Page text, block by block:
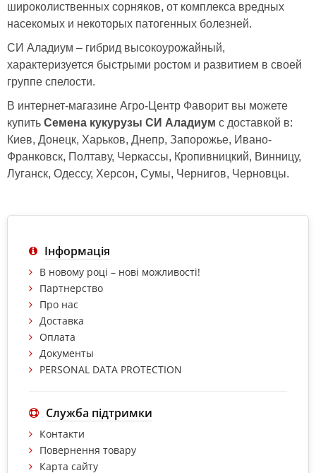
широколиственных сорняков, от комплекса вредных
насекомых и некоторых патогенных болезней.
СИ Аладиум – гибрид высокоурожайный,
характеризуется быстрыми ростом и развитием в своей
группе спелости.
В интернет-магазине Агро-Центр Фаворит вы можете
купить Семена кукурузы СИ Аладиум с доставкой в:
Киев, Донецк, Харьков, Днепр, Запорожье, Ивано-
Франковск, Полтаву, Черкассы, Кропивницкий, Винницу,
Луганск, Одессу, Херсон, Сумы, Чернигов, Черновцы.
Інформація
В новому році – нові можливості!
Партнерство
Про нас
Доставка
Оплата
Документы
PERSONAL DATA PROTECTION
Служба підтримки
Контакти
Повернення товару
Карта сайту